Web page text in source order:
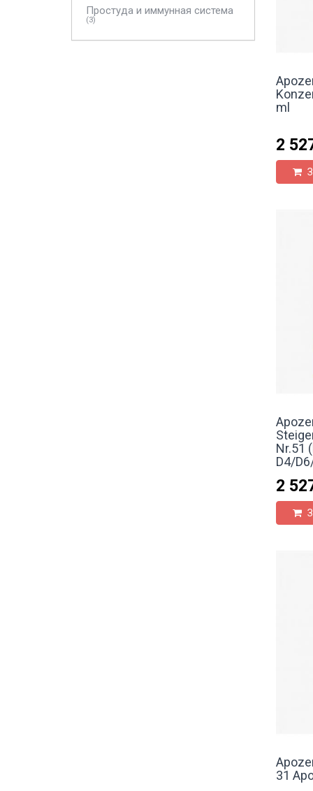
Простуда и иммунная система
(3)
ml
2
Nr.51
D4/
2
31